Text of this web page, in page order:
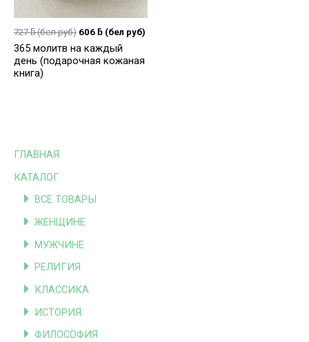
ГЛАВНАЯ
КАТАЛОГ
ВСЕ ТОВАРЫ
ЖЕНЩИНЕ
МУЖЧИНЕ
РЕЛИГИЯ
КЛАССИКА
ИСТОРИЯ
ФИЛОСОФИЯ
727ƃ(бел руб) 606 ƃ (бел руб)
365 молитв на каждый
день (подарочная кожаная
книга)